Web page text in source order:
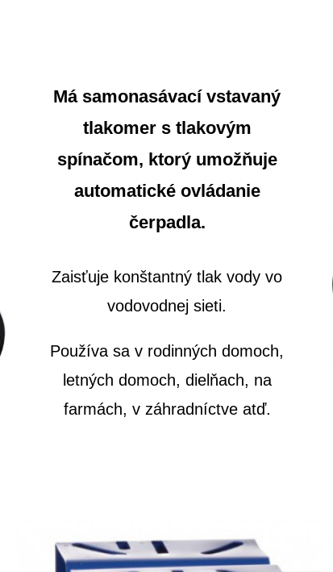
Má samonasávací vstavaný
tlakomer s tlakovým
spínačom, ktorý umožňuje
automatické ovládanie
čerpadla.
Zaisťuje konštantný tlak vody vo
vodovodnej sieti.
Používa sa v rodinných domoch,
letných domoch, dielňach, na
farmách, v záhradníctve atď.